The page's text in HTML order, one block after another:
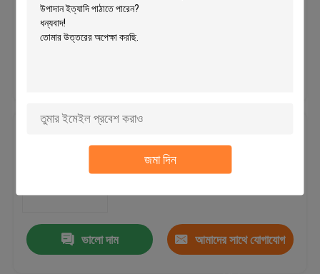
জমা দিন
মেশিন এলসি প্রোগ্রাম কন্ট্রোল
MOQ：1 বিন্যাস করুন
ভালো দাম আমাদের সাথে যোগাযোগ